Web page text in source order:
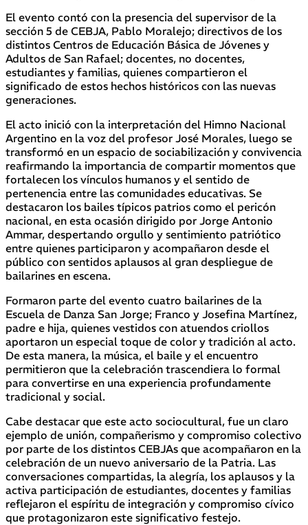
El evento contó con la presencia del supervisor de la
sección 5 de CEBJA, Pablo Moralejo; directivos de los
distintos Centros de Educación Básica de Jóvenes y
Adultos de San Rafael; docentes, no docentes,
estudiantes y familias, quienes compartieron el
significado de estos hechos históricos con las nuevas
generaciones.
El acto inició con la interpretación del Himno Nacional
Argentino en la voz del profesor José Morales, luego se
transformó en un espacio de sociabilización y convivencia
reafirmando la importancia de compartir momentos que
fortalecen los vínculos humanos y el sentido de
pertenencia entre las comunidades educativas. Se
destacaron los bailes típicos patrios como el pericón
nacional, en esta ocasión dirigido por Jorge Antonio
Ammar, despertando orgullo y sentimiento patriótico
entre quienes participaron y acompañaron desde el
público con sentidos aplausos al gran despliegue de
bailarines en escena.
Formaron parte del evento cuatro bailarines de la
Escuela de Danza San Jorge; Franco y Josefina Martínez,
padre e hija, quienes vestidos con atuendos criollos
aportaron un especial toque de color y tradición al acto.
De esta manera, la música, el baile y el encuentro
permitieron que la celebración trascendiera lo formal
para convertirse en una experiencia profundamente
tradicional y social.
Cabe destacar que este acto sociocultural, fue un claro
ejemplo de unión, compañerismo y compromiso colectivo
por parte de los distintos CEBJAs que acompañaron en la
celebración de un nuevo aniversario de la Patria. Las
conversaciones compartidas, la alegría, los aplausos y la
activa participación de estudiantes, docentes y familias
reflejaron el espíritu de integración y compromiso cívico
que protagonizaron este significativo festejo.